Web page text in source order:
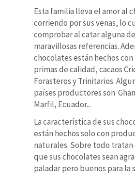
Esta familia lleva el amor al
corriendo por sus venas, lo
comprobar al catar alguna
maravillosas referencias.
chocolates están hechos
primas de calidad, cacaos
Forasteros y Trinitarios.
países productores son
Marfil, Ecuador...
La característica de sus
están hechos solo con
naturales. Sobre todo tratan
que sus chocolates sean
paladar pero buenos para la